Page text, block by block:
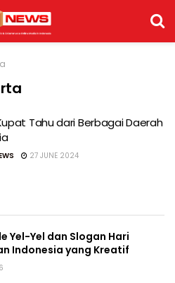
Tahu dari Berbagai Daerah
27 JUNE 2024
Yel-Yel dan Slogan Hari
Indonesia yang Kreatif